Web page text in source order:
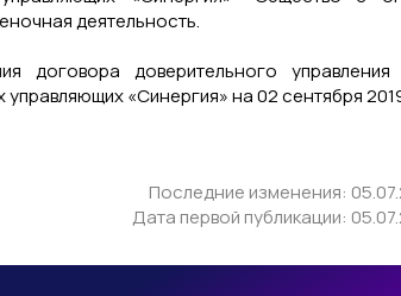
деятельность.
договора доверительного управления
управляющих «Синергия» на 02
Последние изменения:
Дата первой публикации: